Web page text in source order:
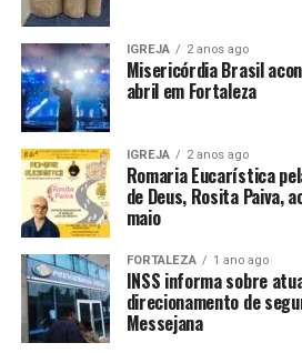
IGREJA 2 anos ago
Misericórdia Brasil
abril em Fortaleza
IGREJA 2 anos ago
Romaria Eucarística
de Deus, Rosita Paiva,
maio
FORTALEZA 1 ano ago
INSS informa sobre
direcionamento de
Messejana